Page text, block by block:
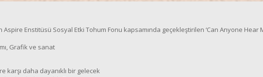
Enstitüsü Sosyal Etki Tohum Fonu kapsamında geçekleştirilen ‘Can Anyone Hear
Grafik ve sanat
karşı daha dayanıklı bir gelecek